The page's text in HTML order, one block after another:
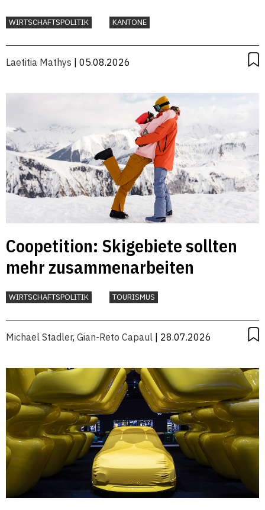
WIRTSCHAFTSPOLITIK KANTONE
Laetitia Mathys | 05.08.2026
Coopetition: Skigebiete sollten
mehr zusammenarbeiten
WIRTSCHAFTSPOLITIK TOURISMUS
Michael Stadler, Gian-Reto Capaul | 28.07.2026